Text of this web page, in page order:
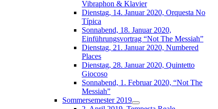
Vibraphon & Klavier
Dienstag, 14. Januar 2020, Orquesta No
Típica
Sonnabend, 18. Januar 2020,
Einführungsvortrag “Not The Messiah”
Dienstag, 21. Januar 2020, Numbered
Places
Dienstag, 28. Januar 2020, Quintetto
Giocoso
Sonnabend, 1. Februar 2020, “Not The
Messiah”
Sommersemester 2019